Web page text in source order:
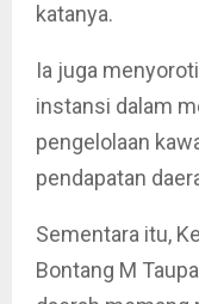
katanya.
Ia juga
instansi dalam
pengelolaan
pendapatan
Sementara itu,
Bontang M